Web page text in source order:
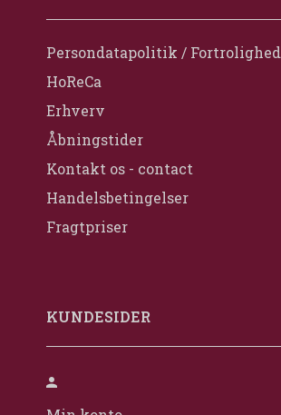
Persondatapolitik / Fortrolighed
HoReCa
Erhverv
Åbningstider
Kontakt os - contact
Handelsbetingelser
Fragtpriser
KUNDESIDER